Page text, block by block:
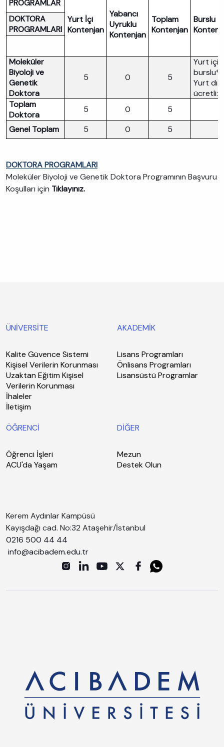
PROGRAMLAR
Yurt İçi
Kontenjan
Yabancı
Uyruklu
Kontenjan
Toplam
Kontenjan
Burslu
DOKTORA
PROGRAMLARI
Moleküler
Biyoloji ve
Genetik
Doktora
5 0 5
Yurt içi
burslu*:
Yurt dışı
ücretli:
Toplam
Doktora
5 0
5
Genel Toplam
5 0 5
DOKTORA PROGRAMLARI
Moleküler Biyoloji ve Genetik Doktora Programının Başvuru
Koşulları için Tıklayınız.
ÜNİVERSİTE
Kalite Güvence Sistemi
Kişisel Verilerin Korunması
Uzaktan Eğitim Kişisel
Verilerin Korunması
İhaleler
İletişim
AKADEMİK
Lisans Programları
Önlisans Programları
Lisansüstü Programlar
ÖĞRENCİ
Öğrenci İşleri
ACU'da Yaşam
DİĞER
Mezun
Destek Olun
Kerem Aydınlar Kampüsü
Kayışdağı cad. No:32 Ataşehir/İstanbul
0216 500 44 44
info@acibadem.edu.tr